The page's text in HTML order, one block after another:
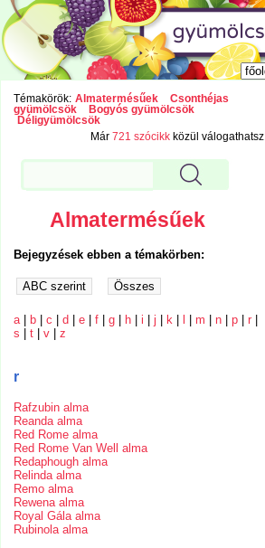
Témakörök: Almatermésűek
Csonthéjas
gyümölcsök
Bogyós gyümölcsök
Déligyümölcsök
Már721 szócikk közül válogathatsz.
Almatermésűek
Bejegyzések ebben a témakörben:
a |b |c |d |e |f |g | h |i |j |k |l |m |n |p |r |
s |t |v |z
r
Rafzubin alma
Reanda alma
Red Rome alma
Red Rome Van Well alma
Redaphough alma
Relinda alma
Remo alma
Rewena alma
Royal Gála alma
Rubinola alma